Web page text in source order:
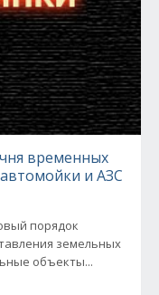
временных
и АЗС
порядок
земельных
объекты...